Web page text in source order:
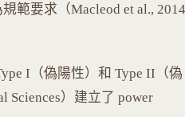
範要求（Macleod et al.,
I（偽陽性）和 Type II（偽
Sciences）建立了 power